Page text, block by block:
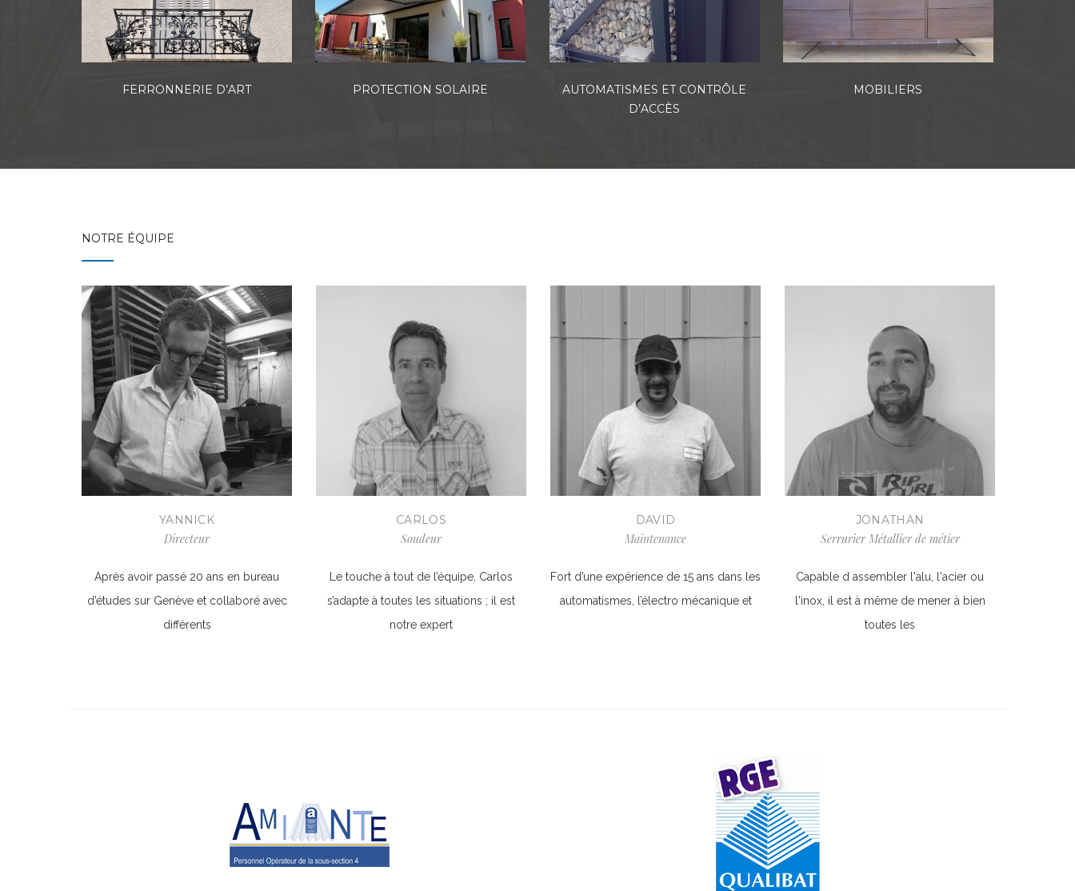
FERRONNERIE D’ART PROTECTION SOLAIRE
AUTOMATISMES ET CONTRÔLE
D’ACCÈS
MOBILIERS
NOTRE ÉQUIPE
YANNICK
Directeur
Après avoir passé 20 ans en bureau
d’études sur Genève et collaboré avec
différents
CARLOS
Soudeur
Le touche à tout de l’équipe, Carlos
s’adapte à toutes les situations ; il est
notre expert
DAVID
Maintenance
Fort d’une expérience de 15 ans dans les
automatismes, l’électro mécanique et
JONATHAN
Serrurier Métallier de métier
Capable d assembler l'alu, l'acier ou
l'inox, il est à même de mener à bien
toutes les